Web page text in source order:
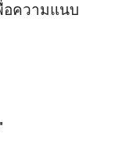
อความแนบ